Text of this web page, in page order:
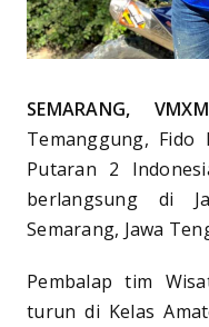
SEMARANG,
Temanggung,
Putaran 2
berlangsung di
Semarang, Jawa
Pembalap tim
turun di Kelas